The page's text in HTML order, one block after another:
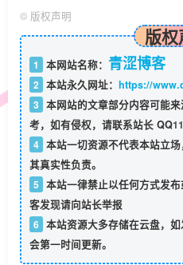
© 版权声明
版
1 本网站名称： 青涩博客
2 本站永久网址： https://
3 本网站的文章部分内容可能
考，如有侵权，请联系站长 QQ
4 本站一切资源不代表本站立
其真实性负责。
5 本站一律禁止以任何方式发
客发现请向站长举报
6 本站资源大多存储在云盘，
会第一时间更新。